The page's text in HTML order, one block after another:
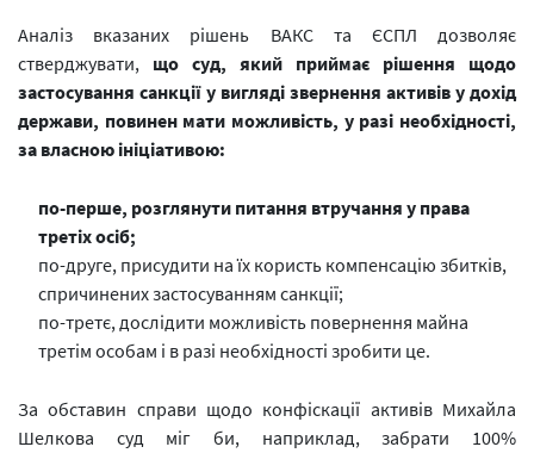
Аналіз вказаних рішень ВАКС та ЄСПЛ дозволяє
стверджувати, що суд, який приймає рішення щодо
застосування санкції у вигляді звернення активів у дохід
держави, повинен мати можливість, у разі необхідності,
за власною ініціативою:
по-перше, розглянути питання втручання у права
третіх осіб;
по-друге, присудити на їх користь компенсацію збитків,
спричинених застосуванням санкції;
по-третє, дослідити можливість повернення майна
третім особам і в разі необхідності зробити це.
За обставин справи щодо конфіскації активів Михайла
Шелкова суд міг би, наприклад, забрати 100%